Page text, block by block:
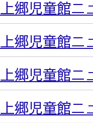
郷児童館ニ
郷児童館ニ
郷児童館ニ
郷児童館ニ